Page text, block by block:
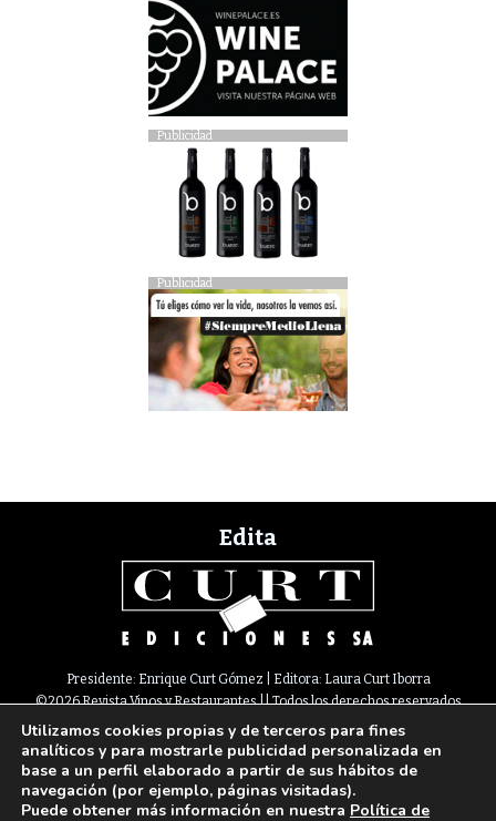
Publicidad
Publicidad
Edita
Presidente: Enrique Curt Gómez | Editora: Laura Curt Iborra
©2026 Revista Vinos y Restaurantes || Todos los derechos reservados
Newsletter Nota legal Política de Cookies Suscripción
Contacto
Paseo de Gracia, 63. 1º 2ª. 08008 Barcelona |933 180 101¦ Fax 933 183 505
Select Language ▼
Utilizamos cookies propias y de terceros para fines
analíticos y para mostrarle publicidad personalizada en
base a un perfil elaborado a partir de sus hábitos de
navegación (por ejemplo, páginas visitadas).
Puede obtener más información en nuestra Política de